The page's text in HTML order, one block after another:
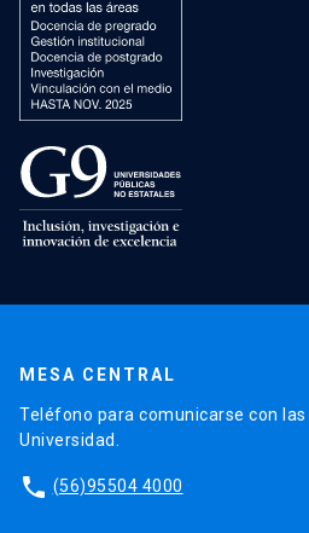
MESA CENTRAL
Teléfono para comunicarse con
Universidad.
phone (56)95504 4000